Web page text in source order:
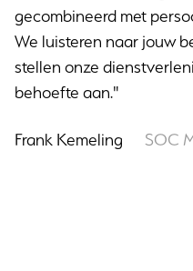
gecombineerd met
We luisteren naar jouw
stellen onze
behoefte aan."
Frank Kemeling SOC